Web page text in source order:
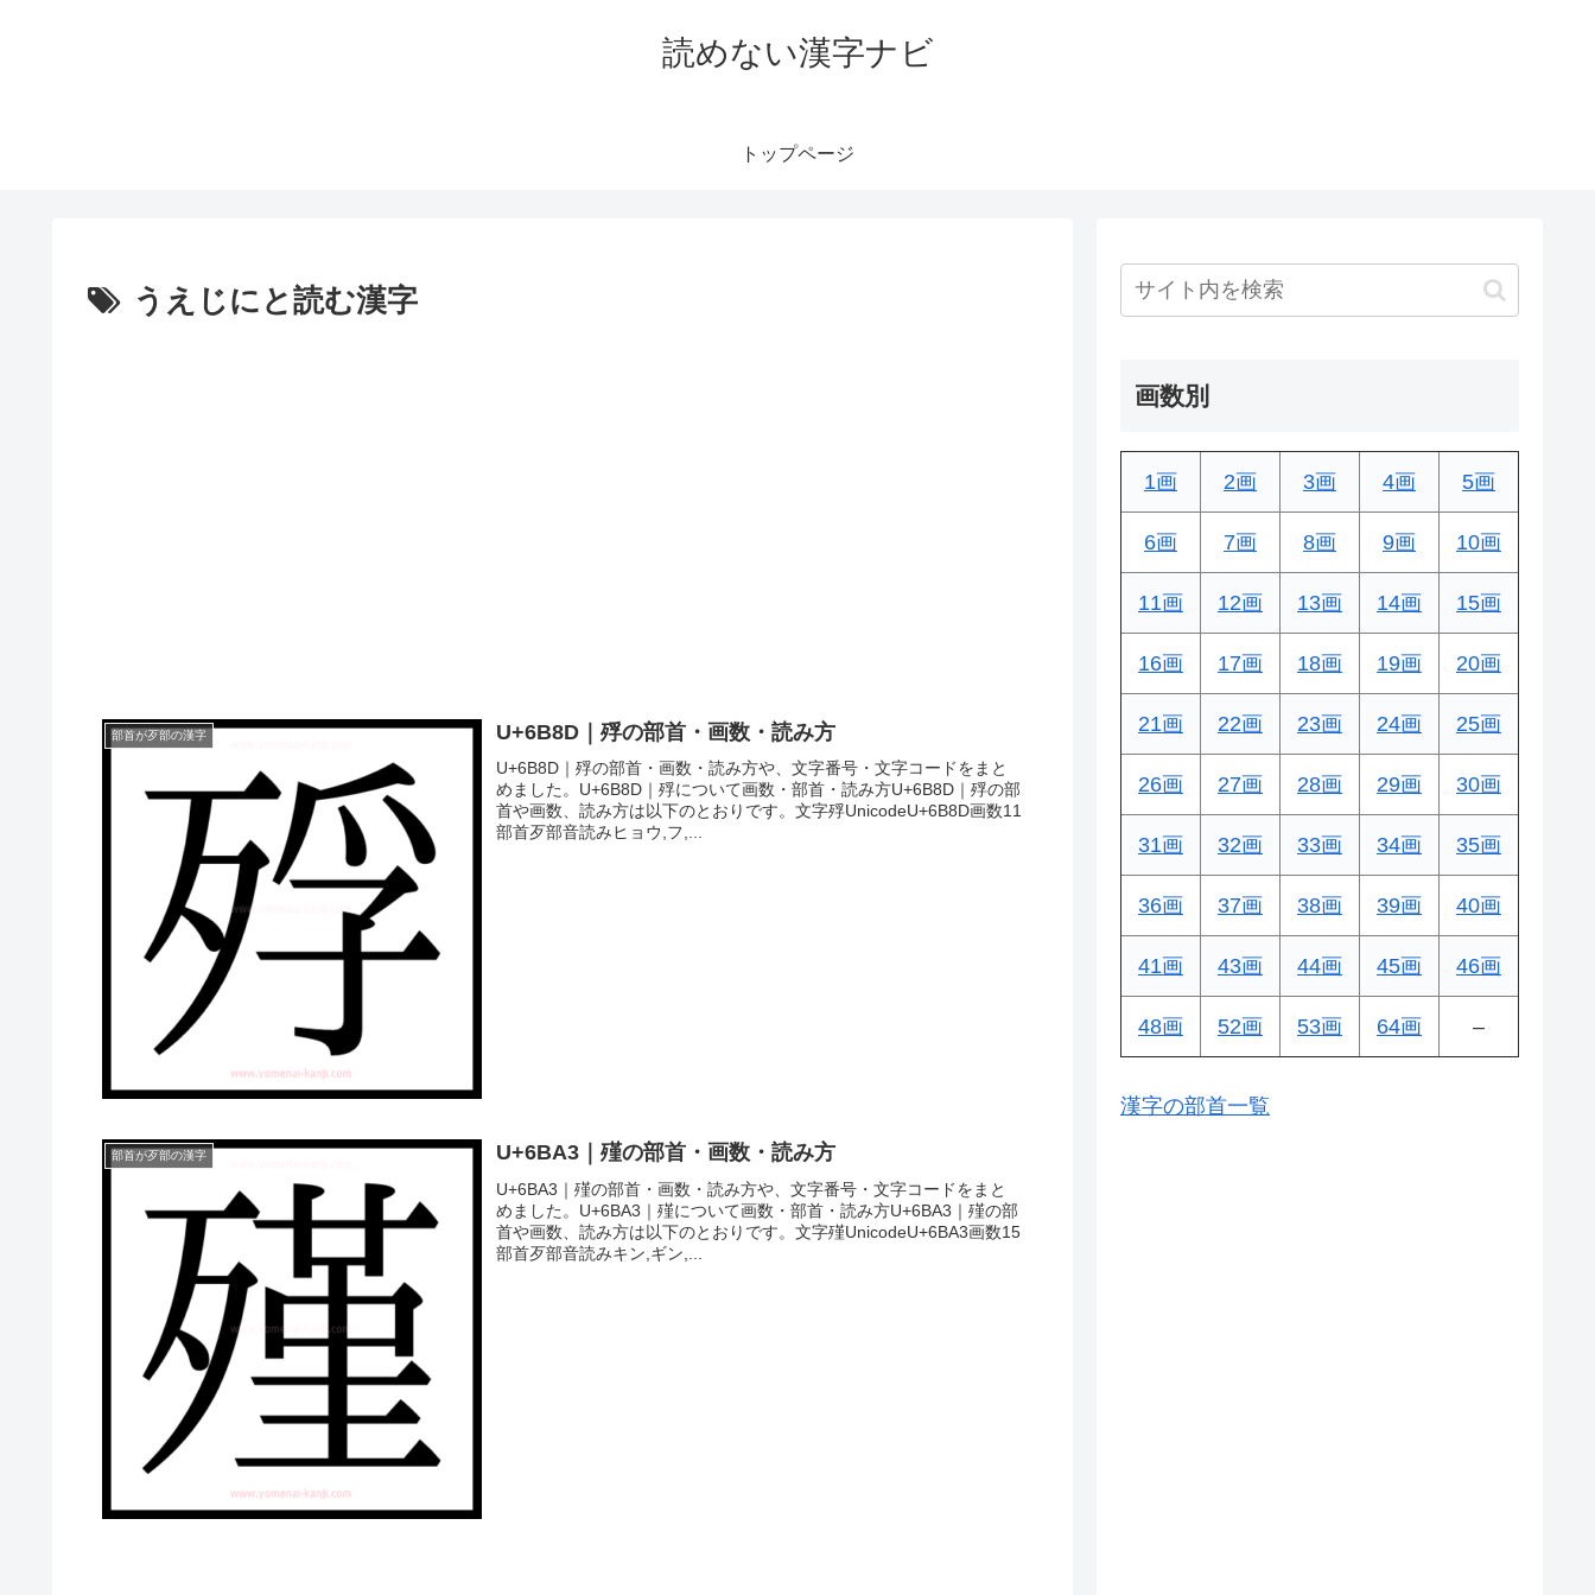
読めない漢字ナビ
トップページ
うえじにと読む漢字
部首が歹部の漢字 U+6B8D｜殍の部首・画数・読み方
U+6B8D｜殍の部首・画数・読み方や、文字番号・文字コードをまと
めました。U+6B8D｜殍について画数・部首・読み方U+6B8D｜殍の部
首や画数、読み方は以下のとおりです。文字殍UnicodeU+6B8D画数11
部首歹部音読みヒョウ,フ,...
部首が歹部の漢字 U+6BA3｜殣の部首・画数・読み方
U+6BA3｜殣の部首・画数・読み方や、文字番号・文字コードをまと
めました。U+6BA3｜殣について画数・部首・読み方U+6BA3｜殣の部
首や画数、読み方は以下のとおりです。文字殣UnicodeU+6BA3画数15
部首歹部音読みキン,ギン,...
画数別
1画 2画 3画 4画 5画
6画 7画 8画 9画 10画
11画 12画 13画 14画 15画
16画 17画 18画 19画 20画
21画 22画 23画 24画 25画
26画 27画 28画 29画 30画
31画 32画 33画 34画 35画
36画 37画 38画 39画 40画
41画 43画 44画 45画 46画
48画 52画 53画 64画 –
漢字の部首一覧